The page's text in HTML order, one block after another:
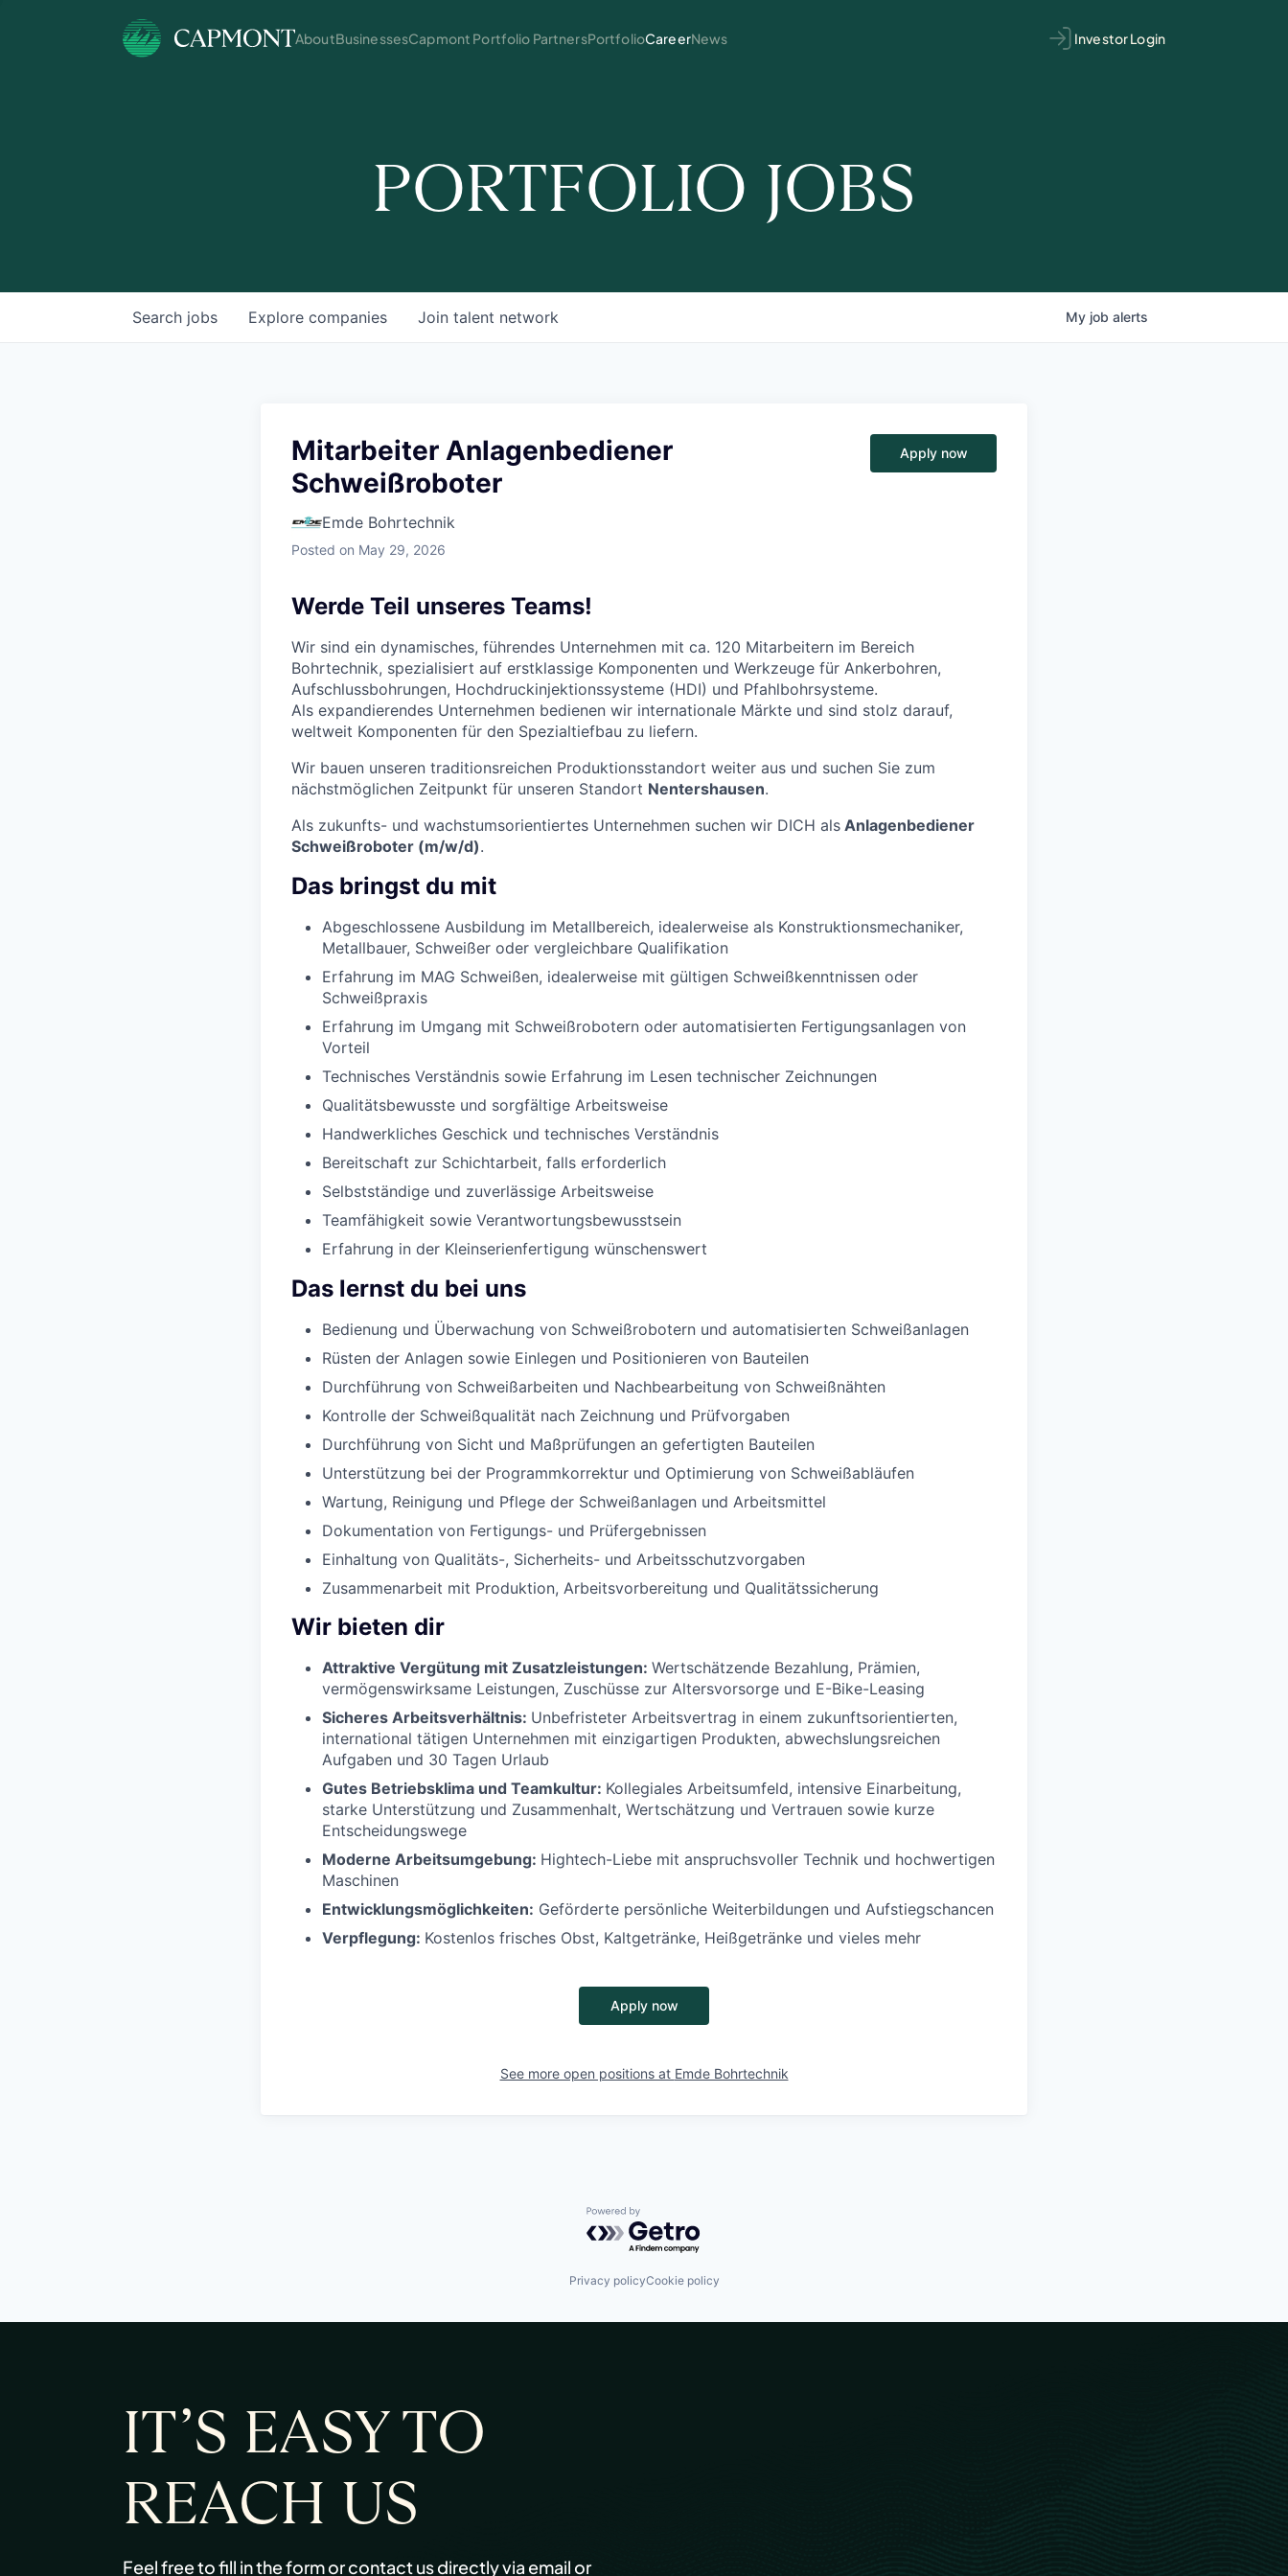
AboutBusinessesCapmont Portfolio PartnersPortfolioCareerNews Investor Login
PORTFOLIO JOBS
Search jobs Explore companies Join talent network My job alerts
Mitarbeiter Anlagenbediener
Schweißroboter
Emde Bohrtechnik
Posted on May 29, 2026
Apply now
Werde Teil unseres Teams!
Wir sind ein dynamisches, führendes Unternehmen mit ca. 120 Mitarbeitern im Bereich
Bohrtechnik, spezialisiert auf erstklassige Komponenten und Werkzeuge für Ankerbohren,
Aufschlussbohrungen, Hochdruckinjektionssysteme (HDI) und Pfahlbohrsysteme.
Als expandierendes Unternehmen bedienen wir internationale Märkte und sind stolz darauf,
weltweit Komponenten für den Spezialtiefbau zu liefern.
Wir bauen unseren traditionsreichen Produktionsstandort weiter aus und suchen Sie zum
nächstmöglichen Zeitpunkt für unseren Standort Nentershausen.
Als zukunfts- und wachstumsorientiertes Unternehmen suchen wir DICH als Anlagenbediener
Schweißroboter (m/w/d).
Das bringst du mit
Abgeschlossene Ausbildung im Metallbereich, idealerweise als Konstruktionsmechaniker,
Metallbauer, Schweißer oder vergleichbare Qualifikation
Erfahrung im MAG Schweißen, idealerweise mit gültigen Schweißkenntnissen oder
Schweißpraxis
Erfahrung im Umgang mit Schweißrobotern oder automatisierten Fertigungsanlagen von
Vorteil
Technisches Verständnis sowie Erfahrung im Lesen technischer Zeichnungen
Qualitätsbewusste und sorgfältige Arbeitsweise
Handwerkliches Geschick und technisches Verständnis
Bereitschaft zur Schichtarbeit, falls erforderlich
Selbstständige und zuverlässige Arbeitsweise
Teamfähigkeit sowie Verantwortungsbewusstsein
Erfahrung in der Kleinserienfertigung wünschenswert
Das lernst du bei uns
Bedienung und Überwachung von Schweißrobotern und automatisierten Schweißanlagen
Rüsten der Anlagen sowie Einlegen und Positionieren von Bauteilen
Durchführung von Schweißarbeiten und Nachbearbeitung von Schweißnähten
Kontrolle der Schweißqualität nach Zeichnung und Prüfvorgaben
Durchführung von Sicht und Maßprüfungen an gefertigten Bauteilen
Unterstützung bei der Programmkorrektur und Optimierung von Schweißabläufen
Wartung, Reinigung und Pflege der Schweißanlagen und Arbeitsmittel
Dokumentation von Fertigungs- und Prüfergebnissen
Einhaltung von Qualitäts-, Sicherheits- und Arbeitsschutzvorgaben
Zusammenarbeit mit Produktion, Arbeitsvorbereitung und Qualitätssicherung
Wir bieten dir
Attraktive Vergütung mit Zusatzleistungen: Wertschätzende Bezahlung, Prämien,
vermögenswirksame Leistungen, Zuschüsse zur Altersvorsorge und E-Bike-Leasing
Sicheres Arbeitsverhältnis: Unbefristeter Arbeitsvertrag in einem zukunftsorientierten,
international tätigen Unternehmen mit einzigartigen Produkten, abwechslungsreichen
Aufgaben und 30 Tagen Urlaub
Gutes Betriebsklima und Teamkultur: Kollegiales Arbeitsumfeld, intensive Einarbeitung,
starke Unterstützung und Zusammenhalt, Wertschätzung und Vertrauen sowie kurze
Entscheidungswege
Moderne Arbeitsumgebung: Hightech-Liebe mit anspruchsvoller Technik und hochwertigen
Maschinen
Entwicklungsmöglichkeiten: Geförderte persönliche Weiterbildungen und Aufstiegschancen
Verpflegung: Kostenlos frisches Obst, Kaltgetränke, Heißgetränke und vieles mehr
Apply now
See more open positions at Emde Bohrtechnik
Powered by Getro.com
Privacy policyCookie policy
IT’S EASY TO
REACH US
Feel free to fill in the form or contact us directly via email or